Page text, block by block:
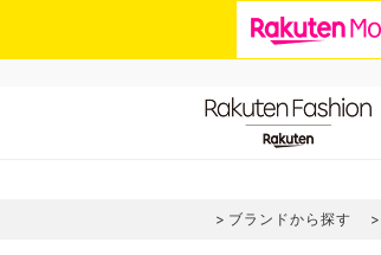
ブランドから探す